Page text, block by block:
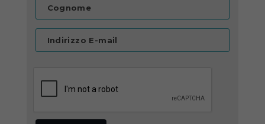
Cognome
Indirizzo E-mail